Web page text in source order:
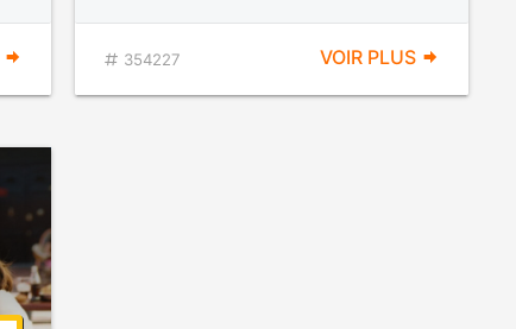
354227 VOIR PLUS